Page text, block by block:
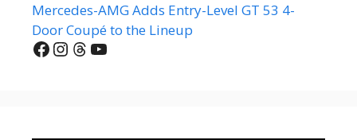
Mercedes-AMG Adds Entry-Level GT 53 4-
Door Coupé to the Lineup
Facebook
Instagram
Threads
YouTube